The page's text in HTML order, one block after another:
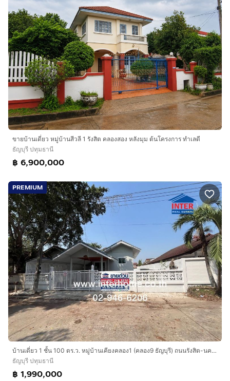
ขายบ้านเดี่ยว หมู่บ้านสีวลี 1 รังสิต คลองสอง หลังมุม ต้นโครงการ ทำเลดี
ธัญบุรี ปทุมธานี
฿ 6,900,000
PREMIUM
บ้านเดี่ยว 1 ชั้น 100 ตร.ว. หมู่บ้านเคียงคลอง1 (คลอง9 ธัญบุรี) ถนนรังสิต-นครนายก ธัญบุรี ปทุมธานี
ธัญบุรี ปทุมธานี
฿ 1,990,000